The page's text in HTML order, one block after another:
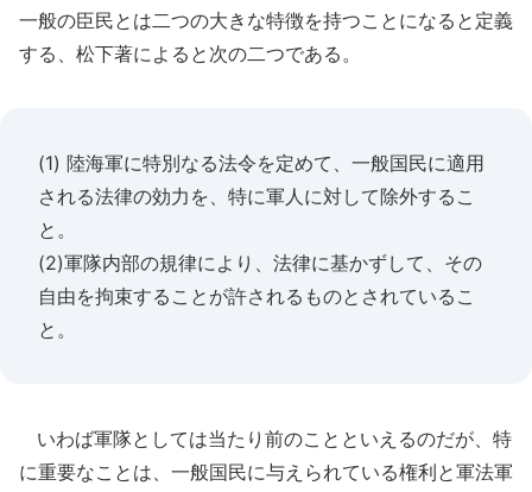
一般の臣民とは二つの大きな特徴を持つことになると定義
する、松下著によると次の二つである。
(1) 陸海軍に特別なる法令を定めて、一般国民に適用
される法律の効力を、特に軍人に対して除外するこ
と。
(2)軍隊内部の規律により、法律に基かずして、その
自由を拘束することが許されるものとされているこ
と。
いわば軍隊としては当たり前のことといえるのだが、特
に重要なことは、一般国民に与えられている権利と軍法軍